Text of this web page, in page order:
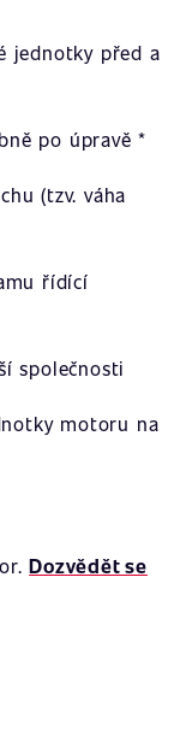
jednotky před a
po úpravě *
(tzv. váha
řídící
společnosti
motoru na
Dozvědět se